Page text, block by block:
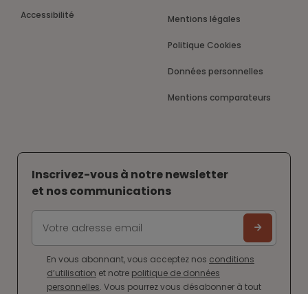
Accessibilité Mentions légales
Politique Cookies
Données personnelles
Mentions comparateurs
Inscrivez-vous à notre newsletter
et nos communications
En vous abonnant, vous acceptez nos conditions
d’utilisation et notre politique de données
personnelles. Vous pourrez vous désabonner à tout